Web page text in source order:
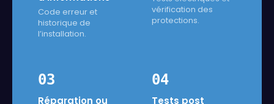
Code erreur et
historique de
l’installation.
vérification des
protections.
03
Réparation ou
04
Tests post